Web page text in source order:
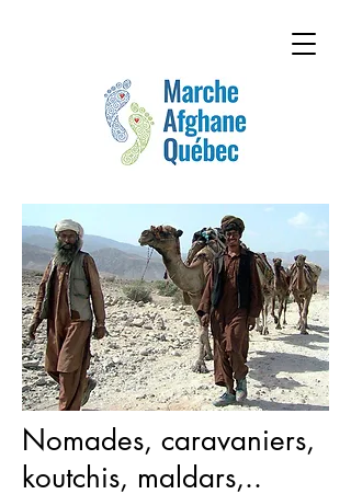
Nomades, caravaniers,
koutchis, maldars,..